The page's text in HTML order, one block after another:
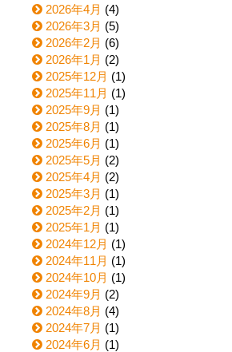
2026年4月 (4)
2026年3月 (5)
2026年2月 (6)
2026年1月 (2)
2025年12月 (1)
2025年11月 (1)
2025年9月 (1)
2025年8月 (1)
2025年6月 (1)
2025年5月 (2)
2025年4月 (2)
2025年3月 (1)
2025年2月 (1)
2025年1月 (1)
2024年12月 (1)
2024年11月 (1)
2024年10月 (1)
2024年9月 (2)
2024年8月 (4)
2024年7月 (1)
2024年6月 (1)